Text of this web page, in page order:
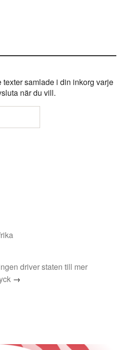
samlade i din inkorg varje
när du vill.
driver staten till mer
→